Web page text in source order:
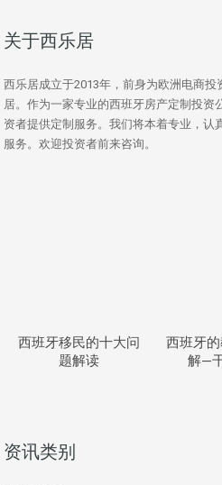
关于西乐居
西乐居成立于2013年，前身为欧洲电商
居。作为一家专业的西班牙房产定制投资
资者提供定制服务。我们将本着专业，认
服务。欢迎投资者前来咨询。
西班牙移民的十大问
题解读
西班牙
解—
资讯类别